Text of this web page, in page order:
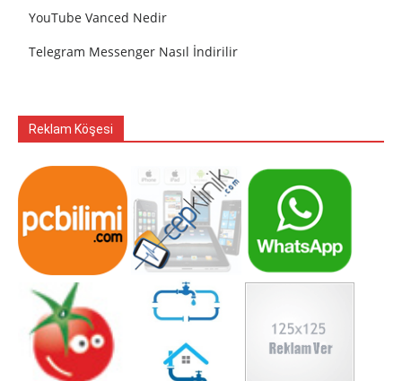
YouTube Vanced Nedir
Telegram Messenger Nasıl İndirilir
Reklam Köşesi